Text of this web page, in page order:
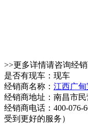
>>更多详情请咨询经
是否有现车：现车
经销商名称： 江西广甸
经销商地址：南昌市
经销商电话：400-076-
受到更好的服务）